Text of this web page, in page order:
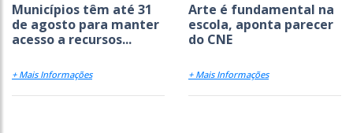
Municípios têm até 31
de agosto para manter
acesso a recursos...
+ Mais Informações
Arte é fundamental na
escola, aponta parecer
do CNE
+ Mais Informações